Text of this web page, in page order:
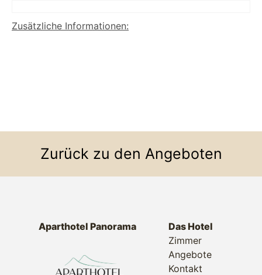
Zusätzliche Informationen:
Zurück zu den Angeboten
Aparthotel Panorama
Das Hotel
Zimmer
Angebote
Kontakt